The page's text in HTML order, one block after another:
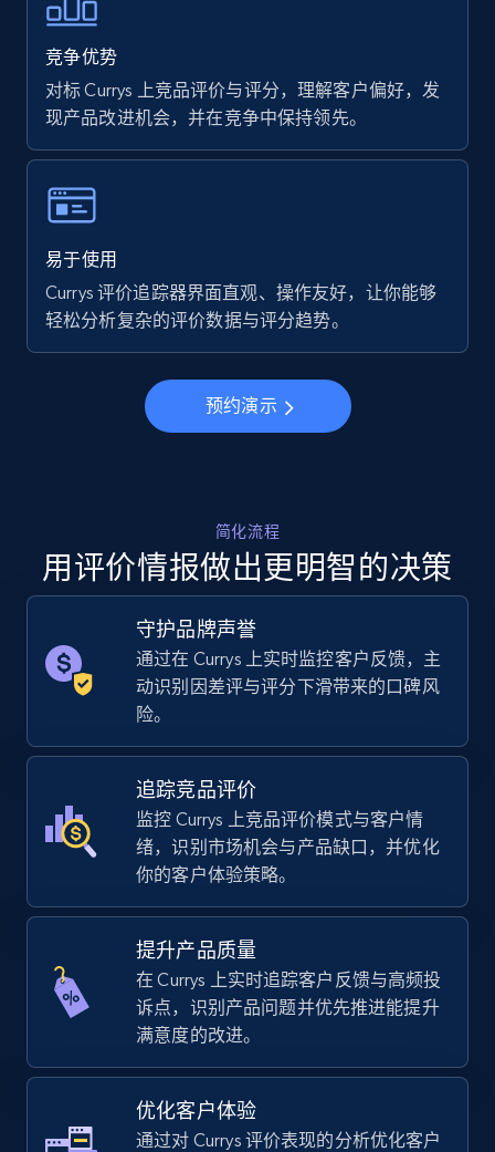
URL, Final price, Sku, Currency, Gtin,
Specifications, Image urls, Top reviews, and
more.
5.6K+
Walmart - products - Find new products by
using specific category URL
URL, Final price, Sku, Currency, Gtin,
Specifications, Image urls, Top reviews, and
Walmart - products - Collects products by
specific keywords
URL, Final price, Sku, Currency, Gtin,
Specifications, Image urls, Top reviews, and
more.
5.6K+ 876+ 立即开始
Walmart - products - Discover products by
using sku numbers
URL, Final price, Sku, Currency, Gtin,
Specifications, Image urls, Top reviews, and
more.
876+ 立即开始
TikTok Shop
竞争优势
对标 Currys 上竞品评价与评分，理解客户偏好，发
现产品改进机会，并在竞争中保持领先。
易于使用
Currys 评价追踪器界面直观、操作友好，让你能够
轻松分析复杂的评价数据与评分趋势。
预约演示
简化流程
用评价情报做出更明智的决策
守护品牌声誉
通过在 Currys 上实时监控客户反馈，主
动识别因差评与评分下滑带来的口碑风
险。
追踪竞品评价
监控 Currys 上竞品评价模式与客户情
绪，识别市场机会与产品缺口，并优化
你的客户体验策略。
提升产品质量
在 Currys 上实时追踪客户反馈与高频投
诉点，识别产品问题并优先推进能提升
满意度的改进。
优化客户体验
通过对 Currys 评价表现的分析优化客户